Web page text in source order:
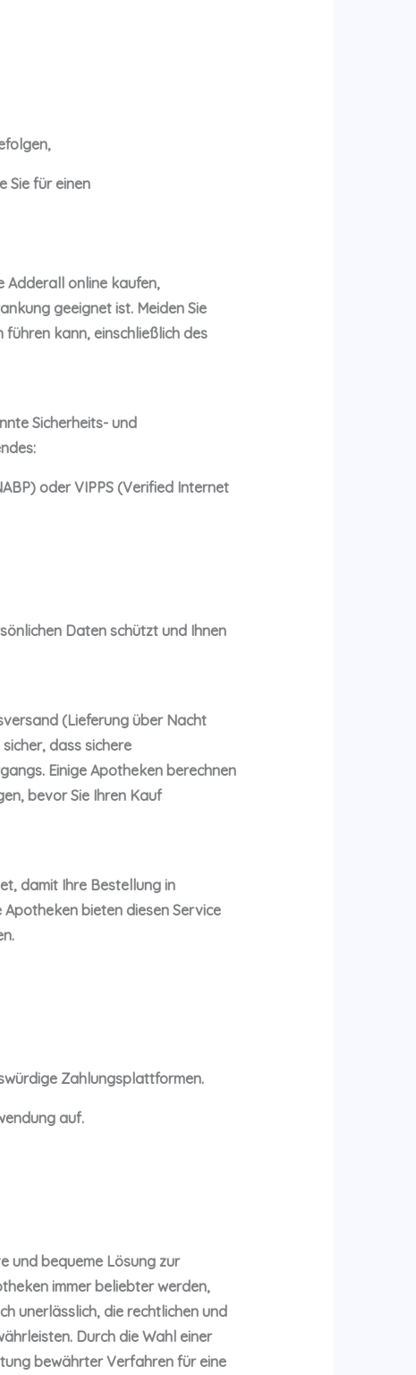
Sie für einen
Adderall online kaufen,
geeignet ist. Meiden Sie
kann, einschließlich des
Sicherheits- und
oder VIPPS (Verified Internet
Daten schützt und Ihnen
(Lieferung über Nacht
dass sichere
Einige Apotheken berechnen
bevor Sie Ihren Kauf
damit Ihre Bestellung in
bieten diesen Service
Zahlungsplattformen.
auf.
und bequeme Lösung zur
immer beliebter werden,
unerlässlich, die rechtlichen und
Durch die Wahl einer
bewährter Verfahren für eine